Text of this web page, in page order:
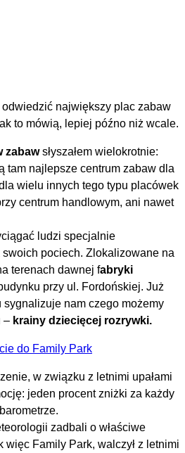
odwiedzić największy plac zabaw
to mówią, lepiej późno niż wcale.
zabawsłyszałem wielokrotnie:
tam najlepsze centrum zabaw dla
wielu innych tego typu placówek
centrum handlowym, ani nawet
ludzi specjalnie
pociech. Zlokalizowane na
terenach dawnej fabryki
przy ul. Fordońskiej. Już
sygnalizuje nam czego możemy
– krainy dziecięcej rozrywki.
w związku z letnimi upałami
jeden procent zniżki za każdy
zadbali o właściwe
więc Family Park, walczył z letnimi